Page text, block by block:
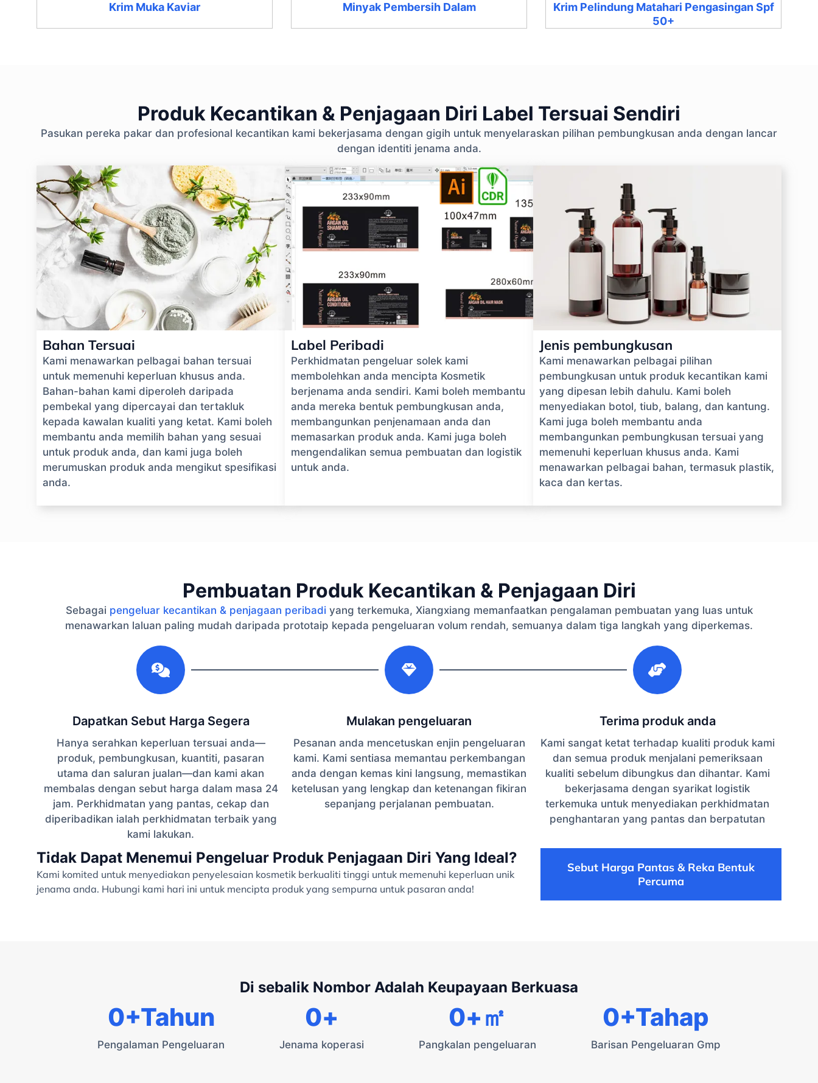
Krim Muka Kaviar Minyak Pembersih Dalam
Krim Pelindung Matahari Pengasingan Spf
50+
Produk Kecantikan & Penjagaan Diri Label Tersuai Sendiri
Pasukan pereka pakar dan profesional kecantikan kami bekerjasama dengan gigih untuk menyelaraskan pilihan pembungkusan anda dengan lancar
dengan identiti jenama anda.
Bahan Tersuai
Kami menawarkan pelbagai bahan tersuai
untuk memenuhi keperluan khusus anda.
Bahan-bahan kami diperoleh daripada
pembekal yang dipercayai dan tertakluk
kepada kawalan kualiti yang ketat. Kami boleh
membantu anda memilih bahan yang sesuai
untuk produk anda, dan kami juga boleh
merumuskan produk anda mengikut spesifikasi
anda.
Label Peribadi
Perkhidmatan pengeluar solek kami
membolehkan anda mencipta Kosmetik
berjenama anda sendiri. Kami boleh membantu
anda mereka bentuk pembungkusan anda,
membangunkan penjenamaan anda dan
memasarkan produk anda. Kami juga boleh
mengendalikan semua pembuatan dan logistik
untuk anda.
Jenis pembungkusan
Kami menawarkan pelbagai pilihan
pembungkusan untuk produk kecantikan kami
yang dipesan lebih dahulu. Kami boleh
menyediakan botol, tiub, balang, dan kantung.
Kami juga boleh membantu anda
membangunkan pembungkusan tersuai yang
memenuhi keperluan khusus anda. Kami
menawarkan pelbagai bahan, termasuk plastik,
kaca dan kertas.
Pembuatan Produk Kecantikan & Penjagaan Diri
Sebagai pengeluar kecantikan & penjagaan peribadiyang terkemuka, Xiangxiang memanfaatkan pengalaman pembuatan yang luas untuk
menawarkan laluan paling mudah daripada prototaip kepada pengeluaran volum rendah, semuanya dalam tiga langkah yang diperkemas.
Dapatkan Sebut Harga Segera
Hanya serahkan keperluan tersuai anda—
produk, pembungkusan, kuantiti, pasaran
utama dan saluran jualan—dan kami akan
membalas dengan sebut harga dalam masa 24
jam. Perkhidmatan yang pantas, cekap dan
diperibadikan ialah perkhidmatan terbaik yang
kami lakukan.
Mulakan pengeluaran
Pesanan anda mencetuskan enjin pengeluaran
kami. Kami sentiasa memantau perkembangan
anda dengan kemas kini langsung, memastikan
ketelusan yang lengkap dan ketenangan fikiran
sepanjang perjalanan pembuatan.
Terima produk anda
Kami sangat ketat terhadap kualiti produk kami
dan semua produk menjalani pemeriksaan
kualiti sebelum dibungkus dan dihantar. Kami
bekerjasama dengan syarikat logistik
terkemuka untuk menyediakan perkhidmatan
penghantaran yang pantas dan berpatutan
Tidak Dapat Menemui Pengeluar Produk Penjagaan Diri Yang Ideal?
Kami komited untuk menyediakan penyelesaian kosmetik berkualiti tinggi untuk memenuhi keperluan unik
jenama anda. Hubungi kami hari ini untuk mencipta produk yang sempurna untuk pasaran anda!
Sebut Harga Pantas & Reka Bentuk
Percuma
Di sebalik Nombor Adalah Keupayaan Berkuasa
Pengalaman Pengeluaran
0+Tahun
Jenama koperasi
0+
Pangkalan pengeluaran
0+㎡
Barisan Pengeluaran Gmp
0+Tahap